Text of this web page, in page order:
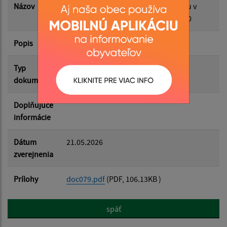
Názov
Koncepcia rozvoja cestovného ruchu v
Prešovskom kraji na roky 2024 - 2030
Popis 18.05.2026
Typ
dokumentu
Zámery
Doplňujúce
informácie
Dátum
zverejnenia
21.05.2026
Prílohy doc079.pdf (PDF, 106.13KB )
späť